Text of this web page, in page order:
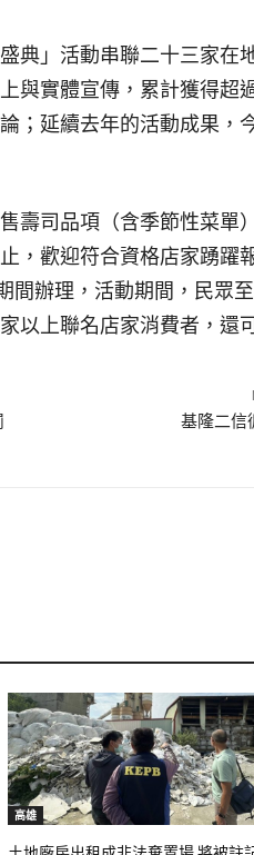
典」活動串聯二十三家在
與實體宣傳，累計獲得超
；延續去年的活動成果，
壽司品項（含季節性菜單
，歡迎符合資格店家踴躍
間辦理，活動期間，民眾
以上聯名店家消費者，還
基隆二信
高雄